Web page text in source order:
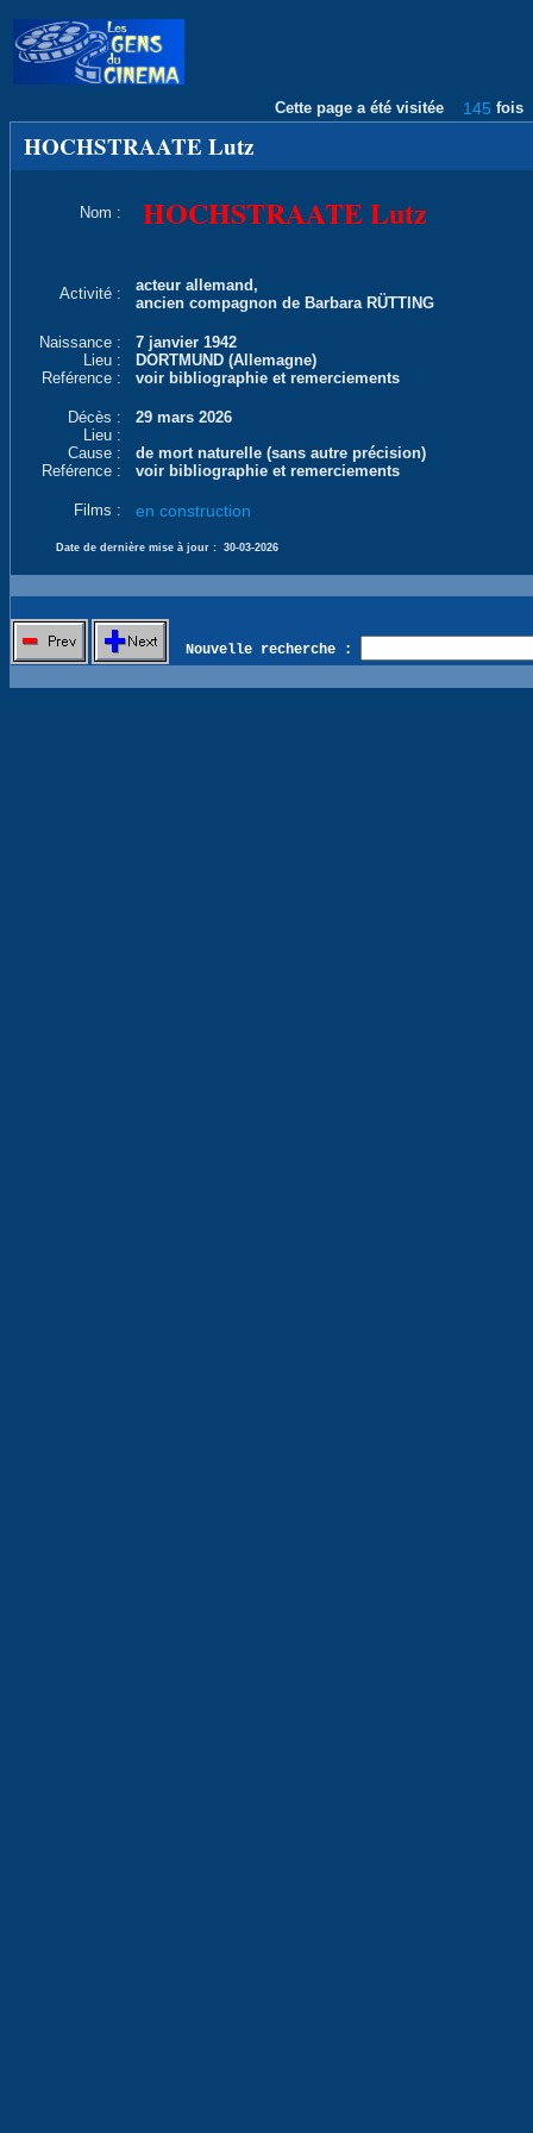
Cette page a été visitée 145 fois
HOCHSTRAATE Lutz
Nom : HOCHSTRAATE Lutz
Activité :
acteur allemand,
ancien compagnon de Barbara RÜTTING
Naissance :
7 janvier 1942
Lieu :
DORTMUND (Allemagne)
Reférence :
voir bibliographie et remerciements
Décès :
29 mars 2026
Lieu :
Cause :
de mort naturelle (sans autre précision)
Reférence :
voir bibliographie et remerciements
Films : en construction
Date de dernière mise à jour : 30-03-2026
Nouvelle recherche :